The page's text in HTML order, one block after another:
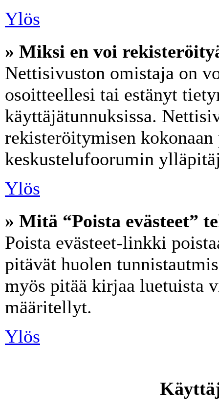
Ylös
» Miksi en voi
Nettisivuston omistaja on
osoitteellesi tai estänyt
käyttäjätunnuksissa.
rekisteröitymisen
keskustelufoorumin
Ylös
» Mitä “Poista evästeet”
Poista evästeet-linkki
pitävät huolen
myös pitää kirjaa luetuista
määritellyt.
Ylös